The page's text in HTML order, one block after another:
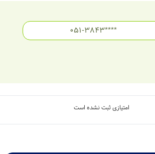
051-3843****
امتیازی ثبت نشده است